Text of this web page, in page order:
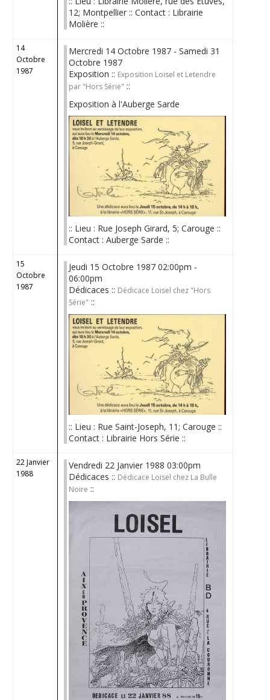
12; Montpellier :: Contact : Librairie
Molière ::
14
Octobre
1987
Mercredi 14 Octobre 1987 - Samedi 31
Octobre 1987
Exposition :: Exposition Loisel et Letendre
par "Hors Série" ::
Exposition à l'Auberge Sarde
:: Lieu : Rue Joseph Girard, 5; Carouge ::
Contact : Auberge Sarde ::
15
Octobre
1987
Jeudi 15 Octobre 1987 02:00pm -
06:00pm
Dédicaces :: Dédicace Loisel chez "Hors
Série" ::
:: Lieu : Rue Saint-Joseph, 11; Carouge ::
Contact : Librairie Hors Série ::
22 Janvier
1988
Vendredi 22 Janvier 1988 03:00pm
Dédicaces :: Dédicace Loisel chez La Bulle
Noire ::